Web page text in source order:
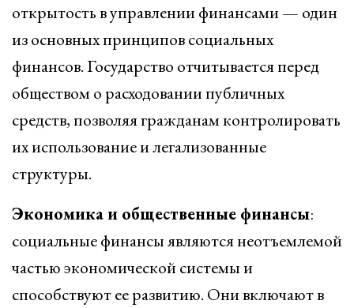
открытость в управлении финансами — один
из основных принципов социальных
финансов. Государство отчитывается перед
обществом о расходовании публичных
средств, позволяя гражданам контролировать
их использование и легализованные
структуры.
Экономика и общественные финансы:
социальные финансы являются неотъемлемой
частью экономической системы и
способствуют ее развитию. Они включают в